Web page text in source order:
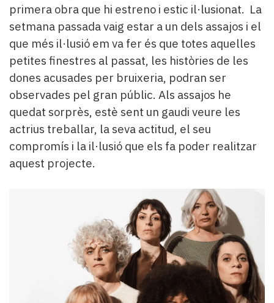
primera obra que hi estreno i estic il·lusionat. La
setmana passada vaig estar a un dels assajos i el
que més il·lusió em va fer és que totes aquelles
petites finestres al passat, les històries de les
dones acusades per bruixeria, podran ser
observades pel gran públic. Als assajos he
quedat sorprès, estè sent un gaudi veure les
actrius treballar, la seva actitud, el seu
compromís i la il·lusió que els fa poder realitzar
aquest projecte.